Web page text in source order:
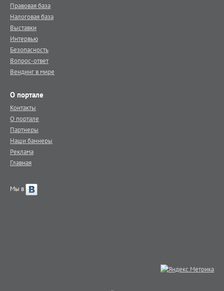
Правовая база
Налоговая база
Выставки
Интервью
Безопасность
Вопрос-ответ
Вендинг в мире
О портале
Контакты
О портале
Партнеры
Наши баннеры
Реклама
Главная
Мы в